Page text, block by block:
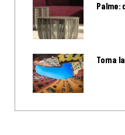
Palme:
Torna